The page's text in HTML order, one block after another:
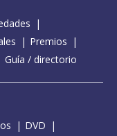
Premios
Guía / directorio
DVD